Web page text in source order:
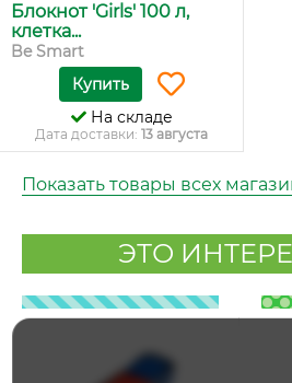
Блокнот 'Girls' 100 л,
клетка...
Be Smart
Купить
На складе
Дата доставки: 13 августа
Показать товары всех
ЭТО